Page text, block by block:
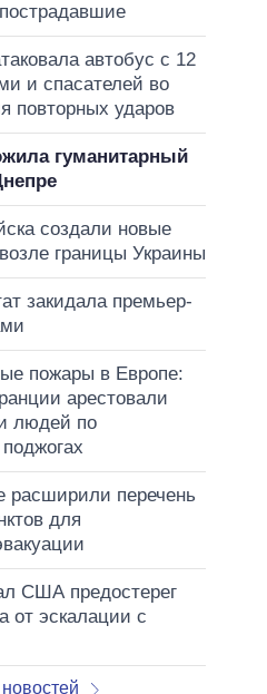
автобус с 12
и спасателей во
повторных ударов
гуманитарный
создали новые
границы Украины
закидала премьер-
пожары в Европе:
арестовали
людей по
расширили перечень
для
США предостерег
от эскалации с